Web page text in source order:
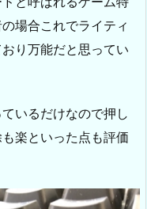
場合これでライティ
り万能だと思ってい
いるだけなので押し
楽といった点も評価